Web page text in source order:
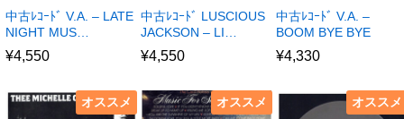
中古ﾚｺｰﾄﾞ V.A. – LATE
NIGHT MUS…
¥4,550
中古ﾚｺｰﾄﾞ LUSCIOUS
JACKSON – LI…
¥4,550
中古ﾚｺｰﾄﾞ V.A. –
BOOM BYE BYE
¥4,330
オススメ オススメ オススメ